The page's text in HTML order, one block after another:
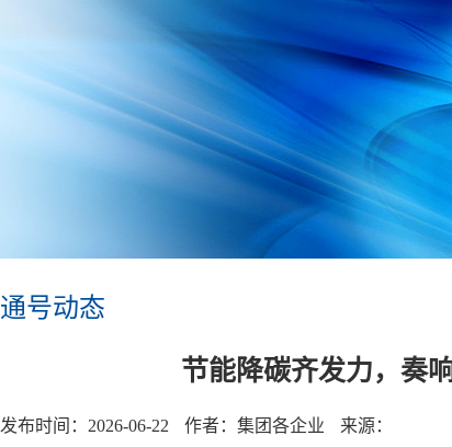
通号动态
节能降碳齐发力，奏
发布时间： 2026-06-22 作者： 集团各企业 来源：